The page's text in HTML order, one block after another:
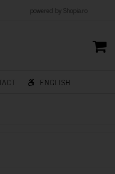
by Shopia.ro
ENGLISH